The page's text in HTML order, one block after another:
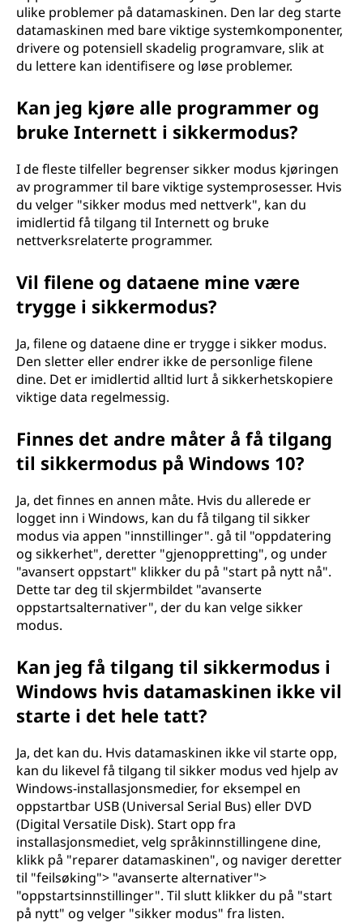
n
ulike problemer på datamaskinen. Den lar deg starte
datamaskinen med bare viktige systemkomponenter,
drivere og potensiell skadelig programvare, slik at
du lettere kan identifisere og løse problemer.
Kan jeg kjøre alle programmer og
bruke Internett i sikkermodus?
I de fleste tilfeller begrenser sikker modus kjøringen
av programmer til bare viktige systemprosesser. Hvis
du velger "sikker modus med nettverk", kan du
imidlertid få tilgang til Internett og bruke
nettverksrelaterte programmer.
Vil filene og dataene mine være
trygge i sikkermodus?
Ja, filene og dataene dine er trygge i sikker modus.
Den sletter eller endrer ikke de personlige filene
dine. Det er imidlertid alltid lurt å sikkerhetskopiere
viktige data regelmessig.
Finnes det andre måter å få tilgang
til sikkermodus på Windows 10?
Ja, det finnes en annen måte. Hvis du allerede er
logget inn i Windows, kan du få tilgang til sikker
modus via appen "innstillinger". gå til "oppdatering
og sikkerhet", deretter "gjenoppretting", og under
"avansert oppstart" klikker du på "start på nytt nå".
Dette tar deg til skjermbildet "avanserte
oppstartsalternativer", der du kan velge sikker
modus.
Kan jeg få tilgang til sikkermodus i
Windows hvis datamaskinen ikke vil
starte i det hele tatt?
Ja, det kan du. Hvis datamaskinen ikke vil starte opp,
kan du likevel få tilgang til sikker modus ved hjelp av
Windows-installasjonsmedier, for eksempel en
oppstartbar USB (Universal Serial Bus) eller DVD
(Digital Versatile Disk). Start opp fra
installasjonsmediet, velg språkinnstillingene dine,
klikk på "reparer datamaskinen", og naviger deretter
til "feilsøking"> "avanserte alternativer">
"oppstartsinnstillinger". Til slutt klikker du på "start
på nytt" og velger "sikker modus" fra listen.